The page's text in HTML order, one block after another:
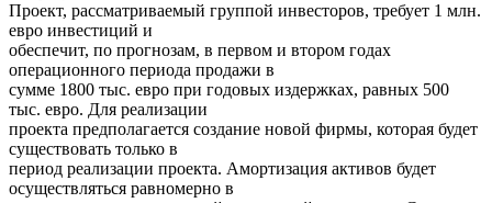
Проект, рассматриваемый группой инвесторов, требует 1 млн.
евро инвестиций и
обеспечит, по прогнозам, в первом и втором годах
операционного периода продажи в
сумме 1800 тыс. евро при годовых издержках, равных 500
тыс. евро. Для реализации
проекта предполагается создание новой фирмы, которая будет
существовать только в
период реализации проекта. Амортизация активов будет
осуществляться равномерно в